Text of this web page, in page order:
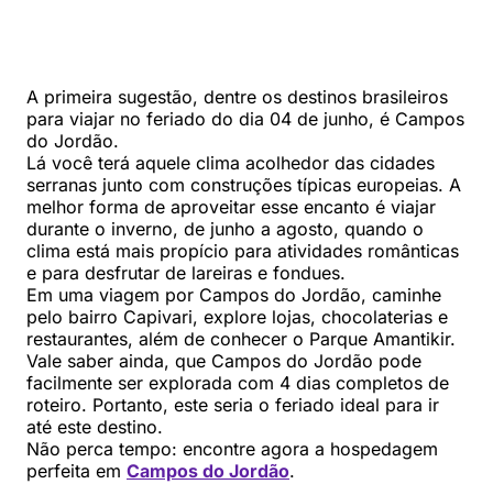
A primeira sugestão, dentre os destinos brasileiros
para viajar no feriado do dia 04 de junho, é Campos
do Jordão.
Lá você terá aquele clima acolhedor das cidades
serranas junto com construções típicas europeias. A
melhor forma de aproveitar esse encanto é viajar
durante o inverno, de junho a agosto, quando o
clima está mais propício para atividades românticas
e para desfrutar de lareiras e fondues.
Em uma viagem por Campos do Jordão, caminhe
pelo bairro Capivari, explore lojas, chocolaterias e
restaurantes, além de conhecer o Parque Amantikir.
Vale saber ainda, que Campos do Jordão pode
facilmente ser explorada com 4 dias completos de
roteiro. Portanto, este seria o feriado ideal para ir
até este destino.
Não perca tempo: encontre agora a hospedagem
perfeita em Campos do Jordão.